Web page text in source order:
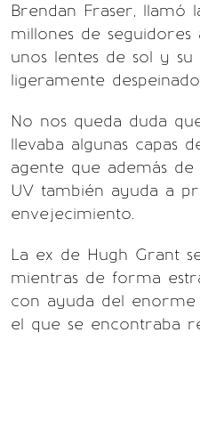
Brendan Fraser, llamó
millones de
unos lentes de sol y su
ligeramente
No nos queda duda
llevaba algunas capas
agente que además
UV también ayuda a
envejecimiento.
La ex de Hugh Grant
mientras de forma
con ayuda del
el que se encontraba